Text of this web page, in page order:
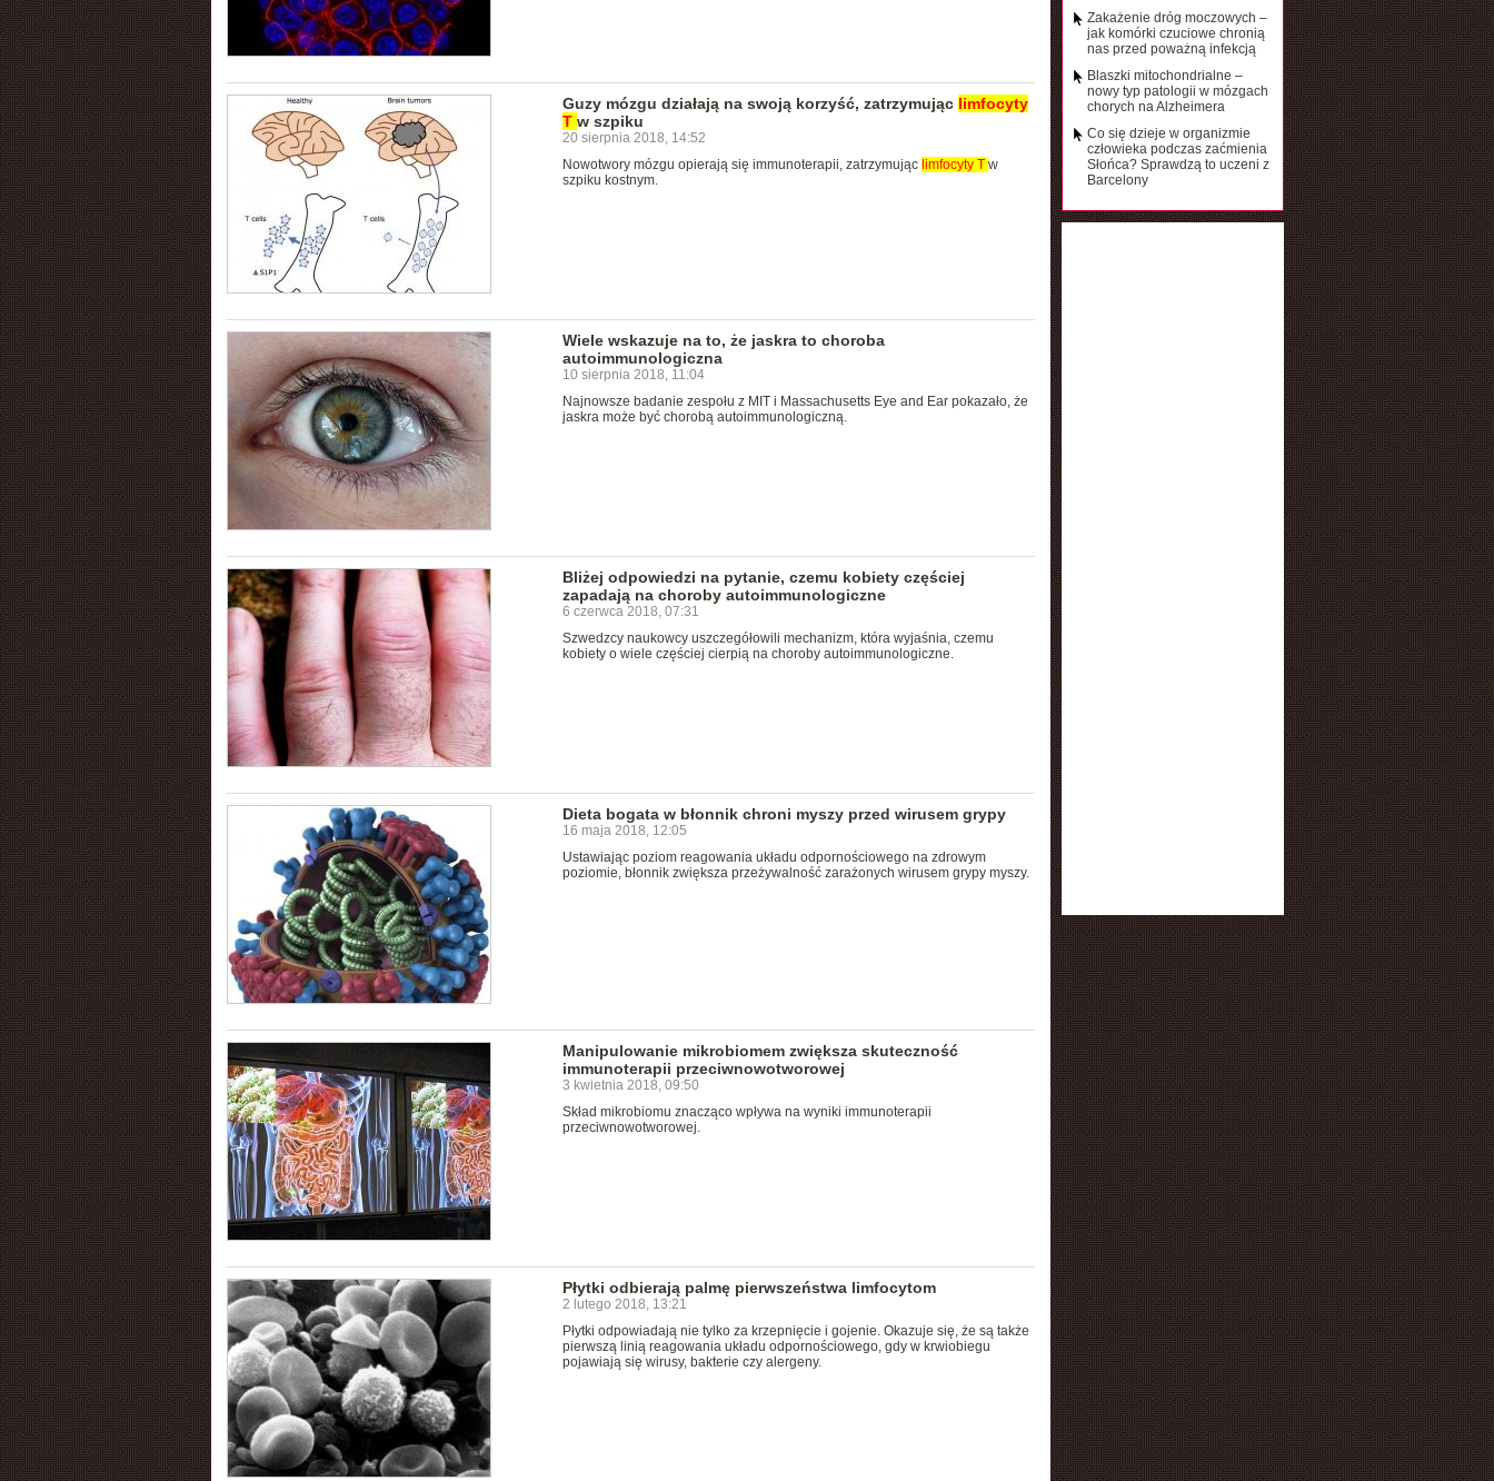
Guzy mózgu działają na swoją korzyść, zatrzymując limfocyty
T w szpiku
20 sierpnia 2018, 14:52
Nowotwory mózgu opierają się immunoterapii, zatrzymując limfocyty T w
szpiku kostnym.
Wiele wskazuje na to, że jaskra to choroba
autoimmunologiczna
10 sierpnia 2018, 11:04
Najnowsze badanie zespołu z MIT i Massachusetts Eye and Ear pokazało, że
jaskra może być chorobą autoimmunologiczną.
Bliżej odpowiedzi na pytanie, czemu kobiety częściej
zapadają na choroby autoimmunologiczne
6 czerwca 2018, 07:31
Szwedzcy naukowcy uszczegółowili mechanizm, która wyjaśnia, czemu
kobiety o wiele częściej cierpią na choroby autoimmunologiczne.
Dieta bogata w błonnik chroni myszy przed wirusem grypy
16 maja 2018, 12:05
Ustawiając poziom reagowania układu odpornościowego na zdrowym
poziomie, błonnik zwiększa przeżywalność zarażonych wirusem grypy myszy.
Manipulowanie mikrobiomem zwiększa skuteczność
immunoterapii przeciwnowotworowej
3 kwietnia 2018, 09:50
Skład mikrobiomu znacząco wpływa na wyniki immunoterapii
przeciwnowotworowej.
Płytki odbierają palmę pierwszeństwa limfocytom
2 lutego 2018, 13:21
Płytki odpowiadają nie tylko za krzepnięcie i gojenie. Okazuje się, że są także
pierwszą linią reagowania układu odpornościowego, gdy w krwiobiegu
pojawiają się wirusy, bakterie czy alergeny.
Zakażenie dróg moczowych –
jak komórki czuciowe chronią
nas przed poważną infekcją
Blaszki mitochondrialne –
nowy typ patologii w mózgach
chorych na Alzheimera
Co się dzieje w organizmie
człowieka podczas zaćmienia
Słońca? Sprawdzą to uczeni z
Barcelony